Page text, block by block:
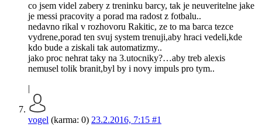
co jsem videl zabery z treninku barcy, tak je neuveritelne jake
je messi pracovity a porad ma radost z fotbalu..
nedavno rikal v rozhovoru Rakitic, ze to ma barca tezce
vydrene,porad ten svuj system trenuji,aby hraci vedeli,kde
kdo bude a ziskali tak automatizmy..
jako proc nehrat taky na 3.utocniky?…aby treb alexis
nemusel tolik branit,byl by i novy impuls pro tym..
|
vogel (karma: 0) 23.2.2016, 7:15 #1